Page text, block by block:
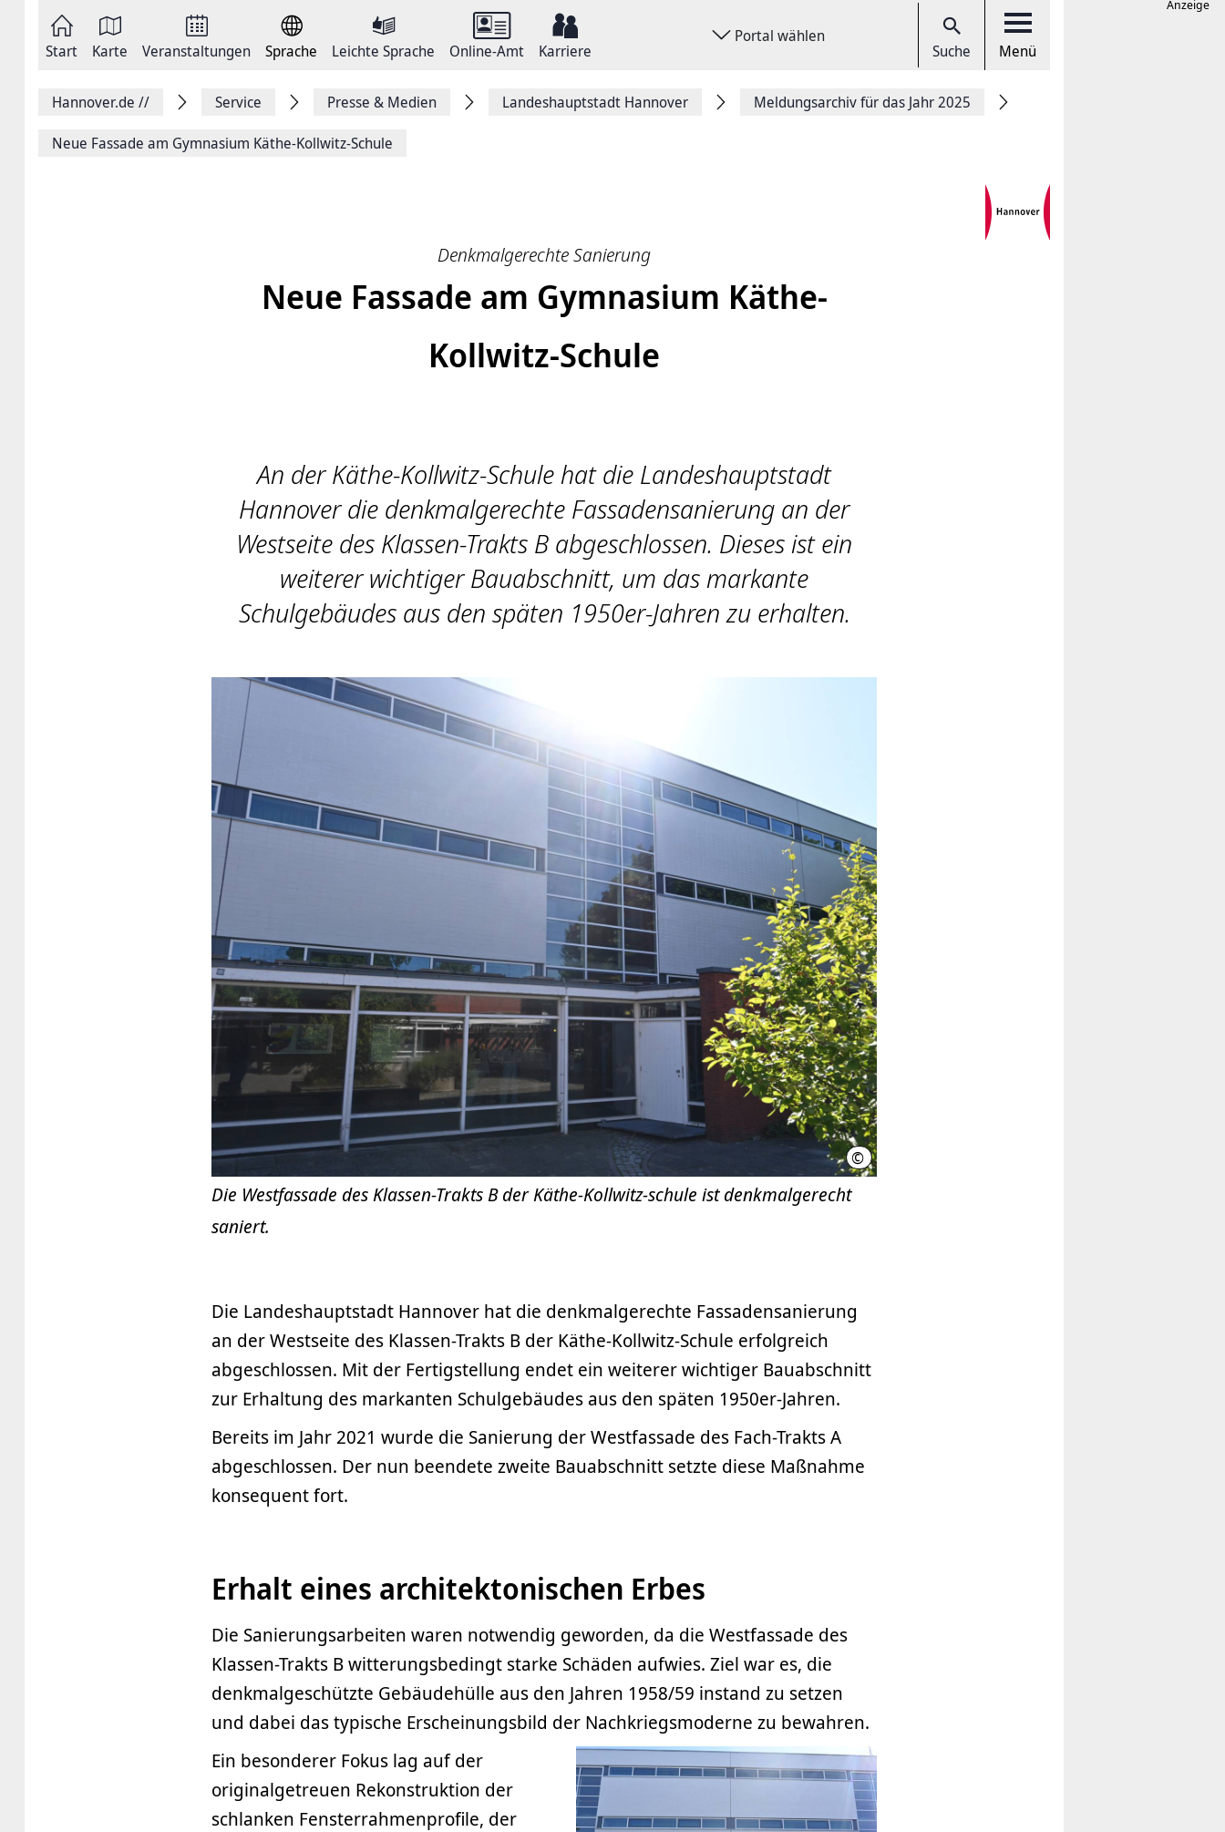
springen
Start Karte Veranstaltungen Sprache Leichte Sprache Online-Amt Karriere
Portal wählen
Suche Menü
FacebookHannover.de // Service Presse & Medien Landeshauptstadt Hannover Meldungsarchiv für das Jahr 2025
Neue Fassade am Gymnasium Käthe-Kollwitz-Schule
Denkmalgerechte Sanierung
Neue Fassade am Gymnasium Käthe-
Kollwitz-Schule
An der Käthe-Kollwitz-Schule hat die Landeshauptstadt
Hannover die denkmalgerechte Fassadensanierung an der
Westseite des Klassen-Trakts B abgeschlossen. Dieses ist ein
weiterer wichtiger Bauabschnitt, um das markante
Schulgebäudes aus den späten 1950er-Jahren zu erhalten.
© LHH
Die Westfassade des Klassen-Trakts B der Käthe-Kollwitz-schule ist denkmalgerecht
saniert.
Die Landeshauptstadt Hannover hat die denkmalgerechte Fassadensanierung
an der Westseite des Klassen-Trakts B der Käthe-Kollwitz-Schule erfolgreich
abgeschlossen. Mit der Fertigstellung endet ein weiterer wichtiger Bauabschnitt
zur Erhaltung des markanten Schulgebäudes aus den späten 1950er-Jahren.
Bereits im Jahr 2021 wurde die Sanierung der Westfassade des Fach-Trakts A
abgeschlossen. Der nun beendete zweite Bauabschnitt setzte diese Maßnahme
konsequent fort.
Erhalt eines architektonischen Erbes
Die Sanierungsarbeiten waren notwendig geworden, da die Westfassade des
Klassen-Trakts B witterungsbedingt starke Schäden aufwies. Ziel war es, die
denkmalgeschützte Gebäudehülle aus den Jahren 1958/59 instand zu setzen
und dabei das typische Erscheinungsbild der Nachkriegsmoderne zu bewahren.
Ein besonderer Fokus lag auf der
originalgetreuen Rekonstruktion der
schlanken Fensterrahmenprofile, der
Anzeige